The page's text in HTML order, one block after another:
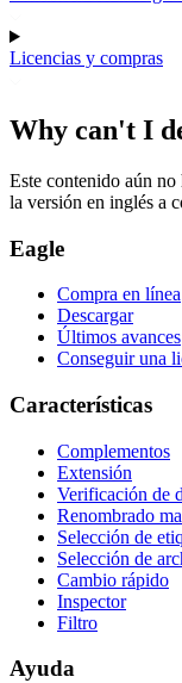
Licencias y compras
Why can't I
Este contenido aún
la versión en inglés a
Eagle
Compra en línea
Descargar
Últimos avances
Conseguir una
Características
Complementos
Extensión
Verificación de
Renombrado
Selección de
Selección de
Cambio rápido
Inspector
Filtro
Ayuda